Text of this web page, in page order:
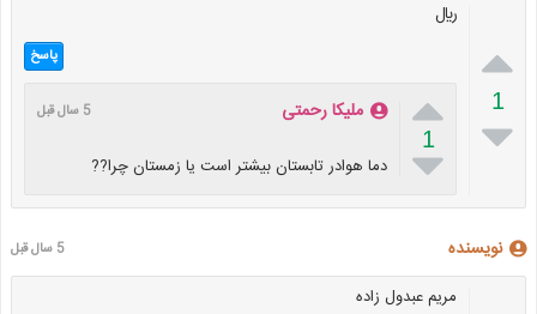

1

﷼
پاسخ

1

ملیکا رحمتی 5 سال قبل
دما هوادر تابستان بیشتر است یا زمستان چرا??
نویسنده 5 سال قبل
مریم عبدول زاده